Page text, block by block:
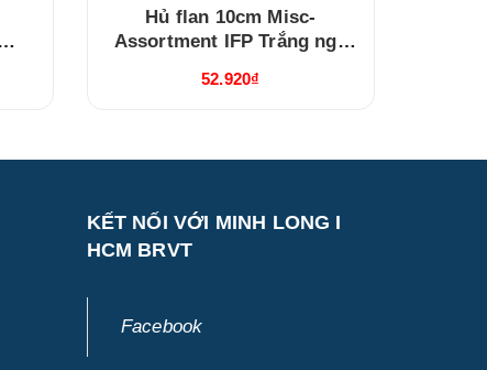
Hủ flan 10cm Misc-
Assortment IFP Trắng ngà
52.920₫
KẾT NỐI VỚI MINH LONG I
HCM BRVT
Facebook